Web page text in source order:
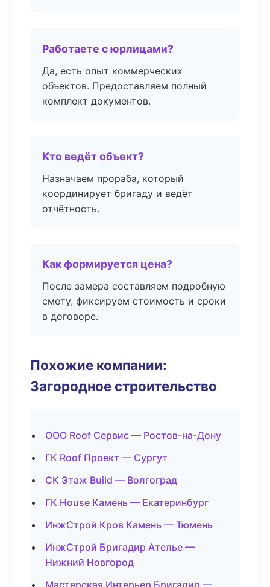
Работаете с юрлицами?
Да, есть опыт коммерческих
объектов. Предоставляем полный
комплект документов.
Кто ведёт объект?
Назначаем прораба, который
координирует бригаду и ведёт
отчётность.
Как формируется цена?
После замера составляем подробную
смету, фиксируем стоимость и сроки
в договоре.
Похожие компании:
Загородное строительство
ООО Roof Сервис — Ростов-на-Дону
ГК Roof Проект — Сургут
СК Этаж Build — Волгоград
ГК House Камень — Екатеринбург
ИнжСтрой Кров Камень — Тюмень
ИнжСтрой Бригадир Ателье —
Нижний Новгород
Мастерская Интерьер Бригадир —